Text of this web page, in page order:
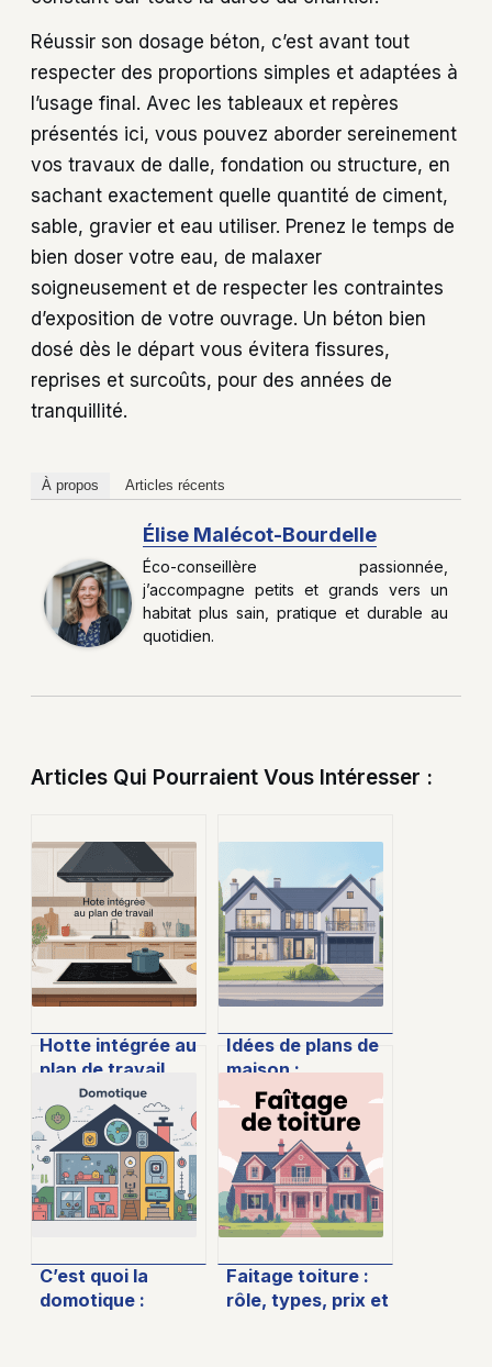
Réussir son dosage béton, c’est avant tout
respecter des proportions simples et adaptées à
l’usage final. Avec les tableaux et repères
présentés ici, vous pouvez aborder sereinement
vos travaux de dalle, fondation ou structure, en
sachant exactement quelle quantité de ciment,
sable, gravier et eau utiliser. Prenez le temps de
bien doser votre eau, de malaxer
soigneusement et de respecter les contraintes
d’exposition de votre ouvrage. Un béton bien
dosé dès le départ vous évitera fissures,
reprises et surcoûts, pour des années de
tranquillité.
À propos Articles récents
Élise Malécot-Bourdelle
Éco-conseillère passionnée,
j’accompagne petits et grands vers un
habitat plus sain, pratique et durable au
quotidien.
Articles Qui Pourraient Vous Intéresser :
Hotte intégrée au
plan de travail
avis : ce qu’il faut
vraiment savoir
Idées de plans de
maison :
inspirations et
méthodes pour
bien concevoir
C’est quoi la
domotique :
Faitage toiture :
rôle, types, prix et